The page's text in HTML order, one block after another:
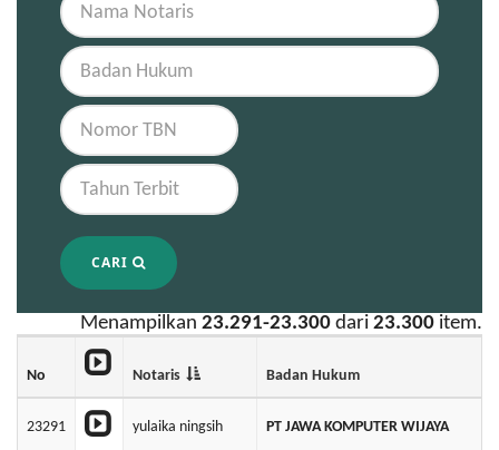
CARI
Menampilkan 23.291-23.300 dari 23.300 item.
No Notaris Badan Hukum
23291 yulaika ningsih PT JAWA KOMPUTER WIJAYA